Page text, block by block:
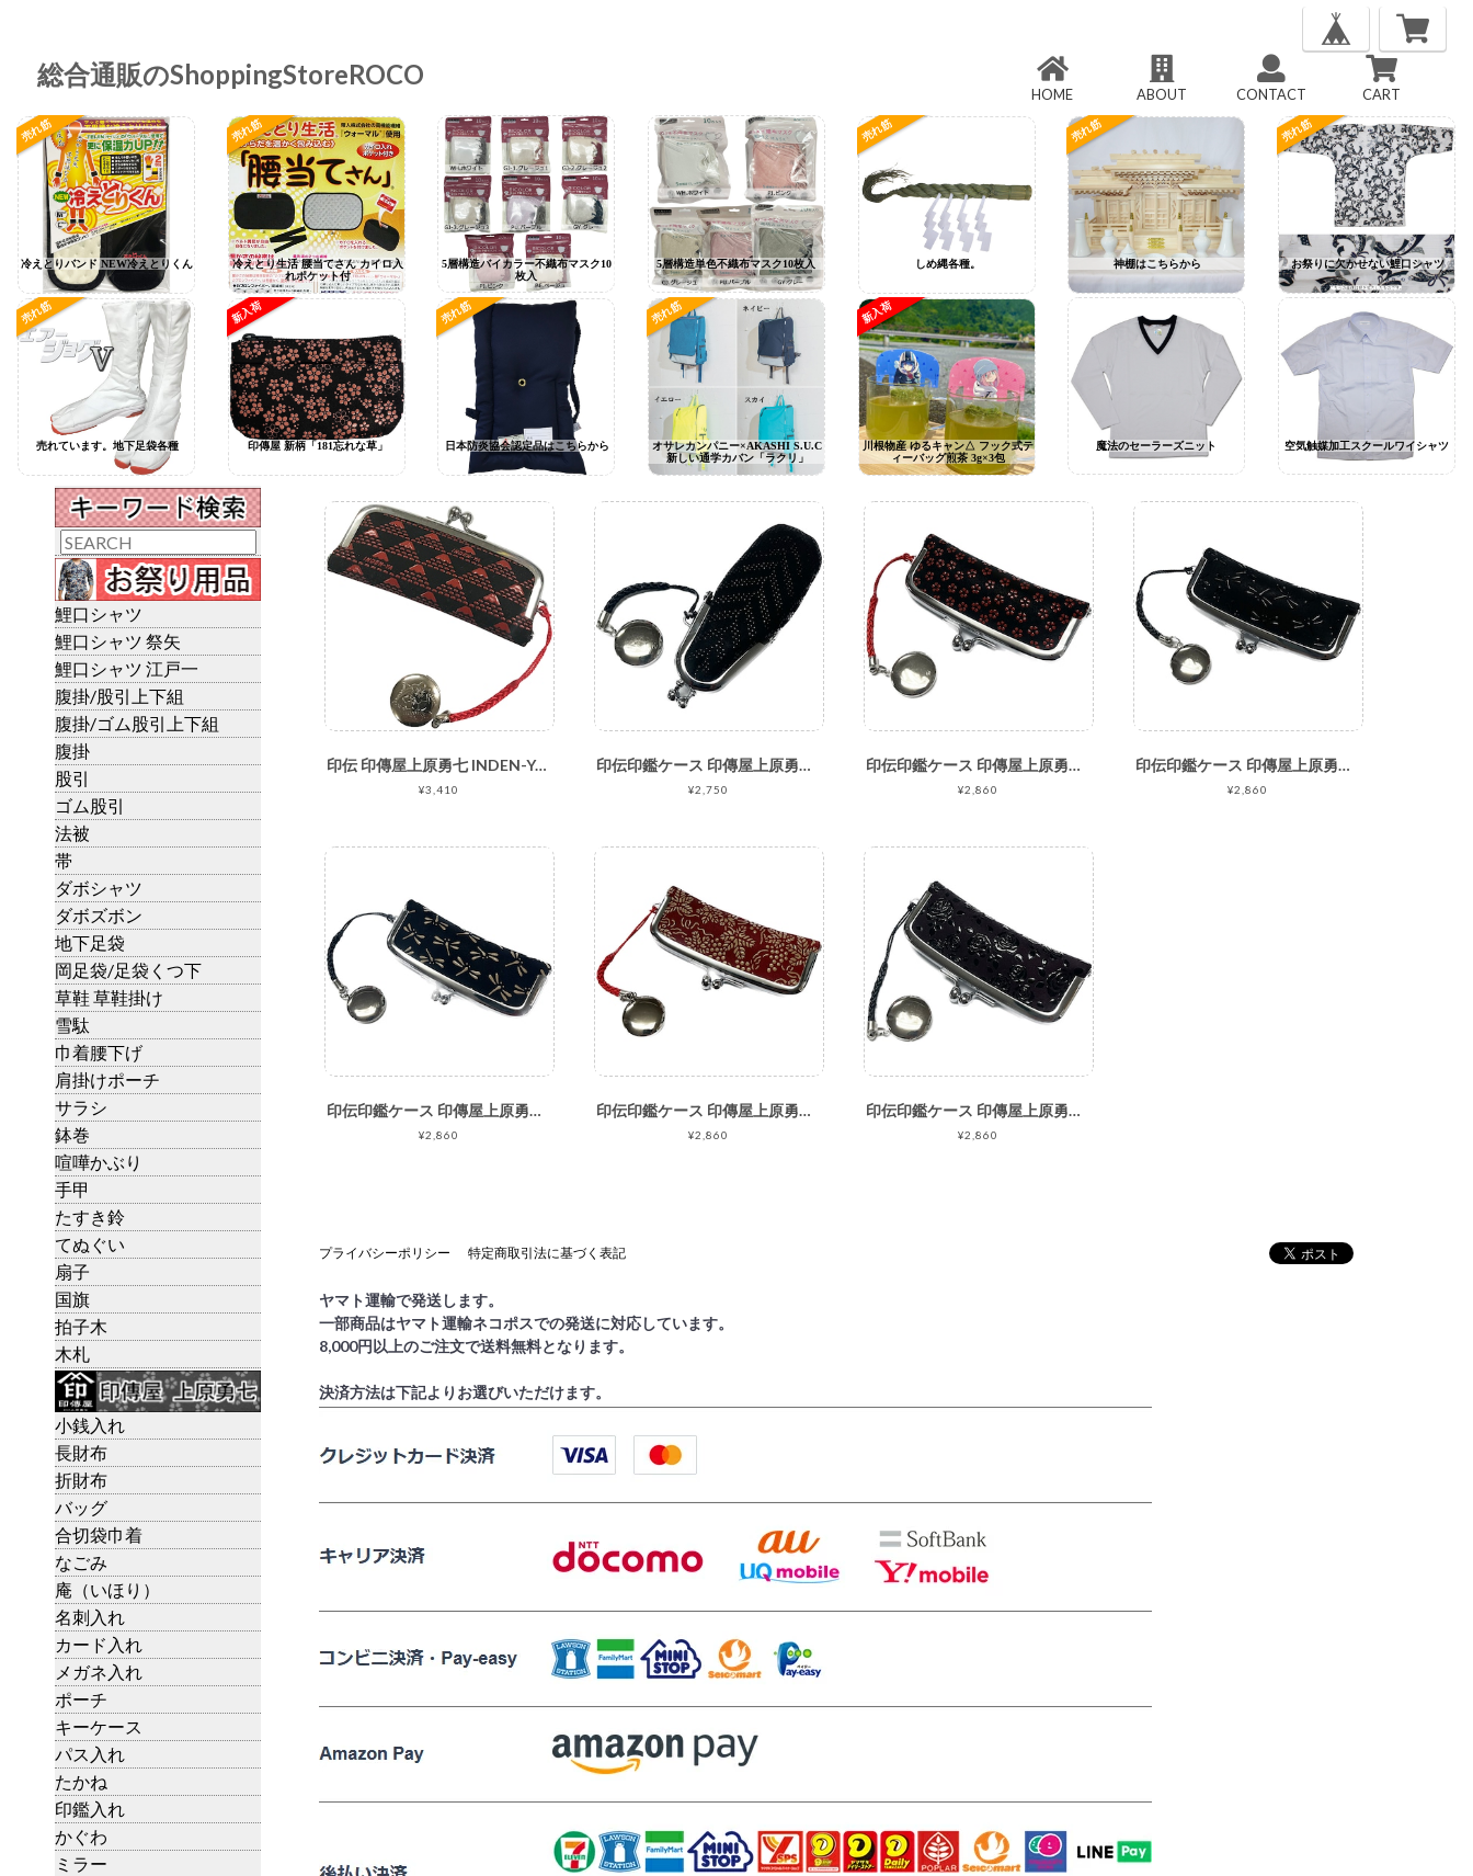
総合通販のShoppingStoreROCO
HOME ABOUT CONTACT CART
鯉口シャツ
鯉口シャツ 祭矢
鯉口シャツ 江戸一
腹掛/股引上下組
腹掛/ゴム股引上下組
腹掛
股引
ゴム股引
法被
帯
ダボシャツ
ダボズボン
地下足袋
岡足袋/足袋くつ下
草鞋 草鞋掛け
雪駄
巾着腰下げ
肩掛けポーチ
サラシ
鉢巻
喧嘩かぶり
手甲
たすき鈴
てぬぐい
扇子
国旗
拍子木
木札
小銭入れ
長財布
折財布
バッグ
合切袋巾着
なごみ
庵（いほり）
名刺入れ
カード入れ
メガネ入れ
ポーチ
キーケース
パス入れ
たかね
印鑑入れ
かぐわ
ミラー
印伝 印傳屋上原勇七 INDEN-YA たかね No.2806印鑑入れ/印鑑ケース 黒地赤漆
¥3,410
印伝印鑑ケース 印傳屋上原勇七 INDEN-YA No.4301印鑑入れ 180杉綾 黒地黒漆
¥2,750
印伝印鑑ケース 印傳屋上原勇七 INDEN-YA No.4303印鑑入れ 002小桜 黒地赤漆
¥2,860
印伝印鑑ケース 印傳屋上原勇七 INDEN-YA No.4303印鑑入れ 008とんぼ 黒地黒漆
¥2,860
印伝印鑑ケース 印傳屋上原勇七 INDEN-YA No.4303印鑑入れ 008とんぼ 黒地白漆
¥2,860
印伝印鑑ケース 印傳屋上原勇七 INDEN-YA No.4303印鑑入れ 120ぶどう 赤地白漆
¥2,860
印伝印鑑ケース 印傳屋上原勇七 INDEN-YA No.4303印鑑入れ 176ローズ小 紫地黒漆 日本製 鹿革 印鑑ケース はんこケース パープル
¥2,860
プライバシーポリシー 特定商取引法に基づく表記
ヤマト運輸で発送します。
一部商品はヤマト運輸ネコポスでの発送に対応しています。
8,000円以上のご注文で送料無料となります。
決済方法は下記よりお選びいただけます。